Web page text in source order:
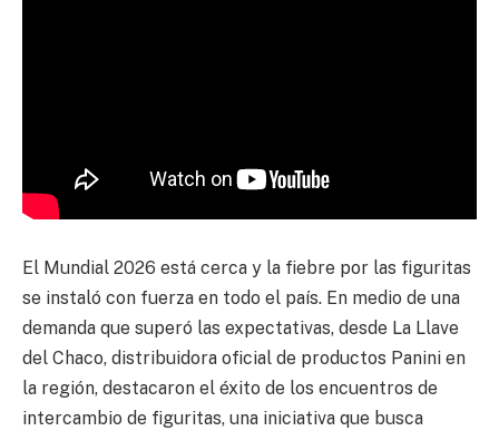
El Mundial 2026 está cerca y la fiebre por las figuritas
se instaló con fuerza en todo el país. En medio de una
demanda que superó las expectativas, desde La Llave
del Chaco, distribuidora oficial de productos Panini en
la región, destacaron el éxito de los encuentros de
intercambio de figuritas, una iniciativa que busca